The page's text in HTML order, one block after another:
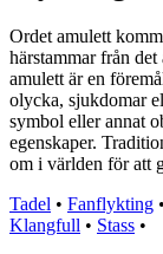
Ordet amulett
härstammar från
amulett är en
olycka, sjukdomar
symbol eller annat
egenskaper.
om i världen för att
Tadel • Fanflykting •
Klangfull • Stass •